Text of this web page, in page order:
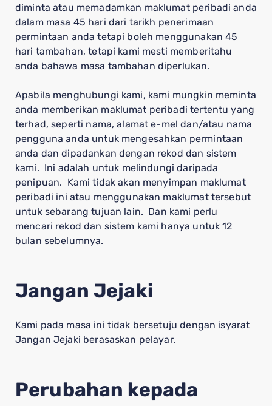
diminta atau memadamkan maklumat peribadi anda
dalam masa 45 hari dari tarikh penerimaan
permintaan anda tetapi boleh menggunakan 45
hari tambahan, tetapi kami mesti memberitahu
anda bahawa masa tambahan diperlukan.
Apabila menghubungi kami, kami mungkin meminta
anda memberikan maklumat peribadi tertentu yang
terhad, seperti nama, alamat e-mel dan/atau nama
pengguna anda untuk mengesahkan permintaan
anda dan dipadankan dengan rekod dan sistem
kami. Ini adalah untuk melindungi daripada
penipuan. Kami tidak akan menyimpan maklumat
peribadi ini atau menggunakan maklumat tersebut
untuk sebarang tujuan lain. Dan kami perlu
mencari rekod dan sistem kami hanya untuk 12
bulan sebelumnya.
Jangan Jejaki
Kami pada masa ini tidak bersetuju dengan isyarat
Jangan Jejaki berasaskan pelayar.
Perubahan kepada